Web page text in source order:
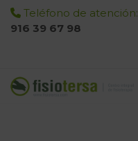
Teléfono de atención:
916 39 67 98